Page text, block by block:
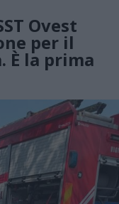
Ovest
per il
È la prima